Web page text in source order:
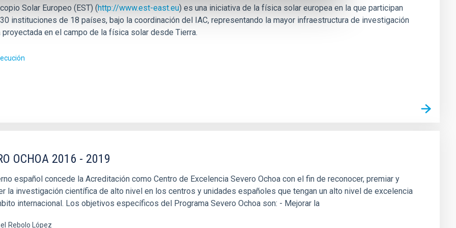
Solar Europeo (EST) (http://www.est-east.eu) es una iniciativa de la física solar europea en la que participan
instituciones de 18 países, bajo la coordinación del IAC, representando la mayor infraestructura de investigación
proyectada en el campo de la física solar desde Tierra.
OCHOA 2016 - 2019
español concede la Acreditación como Centro de Excelencia Severo Ochoa con el fin de reconocer, premiar y
la investigación científica de alto nivel en los centros y unidades españoles que tengan un alto nivel de excelencia
internacional. Los objetivos específicos del Programa Severo Ochoa son: - Mejorar la
Rebolo López